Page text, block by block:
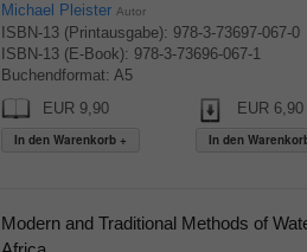
Michael Pleister Autor
ISBN-13 (Printausgabe): 978-3-73697-067-0
ISBN-13 (E-Book): 978-3-73696-067-1
Buchendformat: A5
EUR 9,90
EUR 6,90
Modern and Traditional Methods of